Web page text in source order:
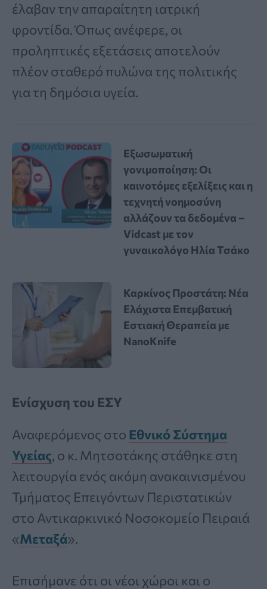
έλαβαν την απαραίτητη ιατρική
φροντίδα. Όπως ανέφερε, οι
προληπτικές εξετάσεις αποτελούν
πλέον σταθερό πυλώνα της πολιτικής
για τη δημόσια υγεία.
Εξωσωματική
γονιμοποίηση: Οι
καινοτόμες εξελίξεις και η
τεχνητή νοημοσύνη
αλλάζουν τα δεδομένα –
Vidcast με τον
γυναικολόγο Ηλία Τσάκο
Καρκίνος Προστάτη: Νέα
Ελάχιστα Επεμβατική
Εστιακή Θεραπεία με
NanoKnife
Ενίσχυση του ΕΣΥ
Αναφερόμενος στο Εθνικό Σύστημα
Υγείας, ο κ. Μητσοτάκης στάθηκε στη
λειτουργία ενός ακόμη ανακαινισμένου
Τμήματος Επειγόντων Περιστατικών
στο Αντικαρκινικό Νοσοκομείο Πειραιά
«Μεταξά».
Επισήμανε ότι οι νέοι χώροι και ο